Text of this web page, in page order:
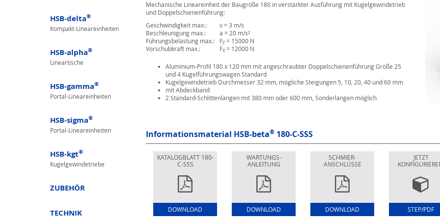
HSB-delta®
Kompakt-Lineareinheiten
HSB-alpha®
Lineartische
HSB-gamma®
Portal-Lineareinheiten
HSB-sigma®
Portal-Lineareinheiten
HSB-kgt®
Kugelgewindetriebe
ZUBEHÖR
TECHNIK
Mechanische Lineareinheit der Baugröße 180 in verstärkter Ausführung mit Kugelgewindetrieb
und Doppelschienenführung:
Geschwindigkeit max.:
v = 3 m/s
Beschleunigung max.:
a = 20 m/s²
Führungsbelastung max.:
FZ = 15000 N
Vorschubkraft max.:
FX = 12000 N
Aluminium-Profil 180 x 120 mm mit angeschraubter Doppelschienenführung Größe 25
und 4 Kugelführungswagen Standard
Kugelgewindetrieb Durchmesser 32 mm, mögliche Steigungen 5, 10, 20, 40 und 60 mm
mit Abdeckband
2 Standard-Schlittenlängen mit 380 mm oder 600 mm, Sonderlängen möglich
Informationsmaterial HSB-beta® 180-C-SSS
KATALOGBLATT 180-
C-SSS
DOWNLOAD
WARTUNGS-
ANLEITUNG
DOWNLOAD
SCHMIER-
ANSCHLÜSSE
DOWNLOAD
JETZT
STEP/PDF